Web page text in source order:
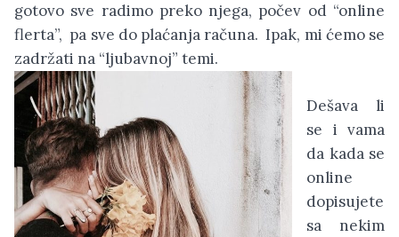
gotovo sve radimo preko njega, počev od “online
flerta”, pa sve do plaćanja računa. Ipak, mi ćemo se
zadržati na “ljubavnoj” temi.
Dešava li
se i vama
da kada se
online
dopisujete
sa nekim